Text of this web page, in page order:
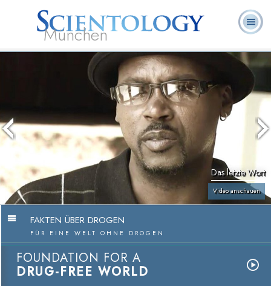
München
Scientology?
Ehrenamtliche
Geistliche
Häufig gestellte
Das letzte Wort
Video anschauen
FAKTEN ÜBER DROGEN
FÜR EINE WELT OHNE DROGEN
FOUNDATION FOR A
DRUG-FREE WORLD